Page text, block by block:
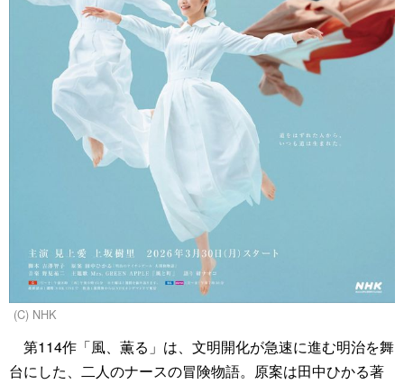
(C) NHK
第114作「風、薫る」は、文明開化が急速に進む明治を舞
台にした、二人のナースの冒険物語。原案は田中ひかる著